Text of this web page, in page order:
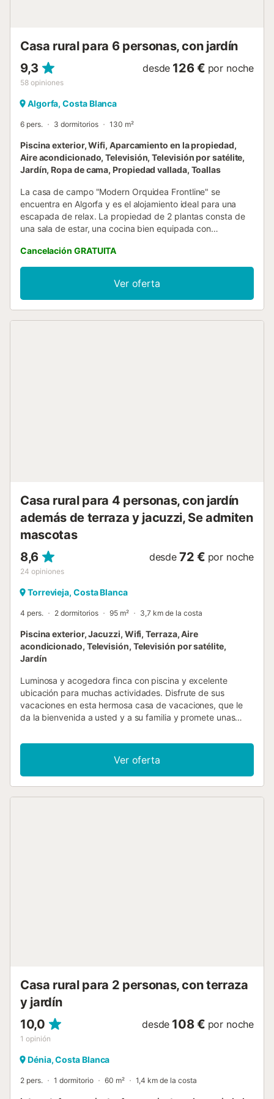
Casa rural para 6 personas, con jardín
9,3
58 opiniones
desde 126 € por noche
Algorfa, Costa Blanca
6 pers. 3 dormitorios 130 m²
Piscina exterior, Wifi, Aparcamiento en la propiedad,
Aire acondicionado, Televisión, Televisión por satélite,
Jardín, Ropa de cama, Propiedad vallada, Toallas
La casa de campo "Modern Orquidea Frontline" se
encuentra en Algorfa y es el alojamiento ideal para una
escapada de relax. La propiedad de 2 plantas consta de
una sala de estar, una cocina bien equipada con
acomodar a 6 personas. Los servicios adicionales incluyen
Wi-Fi, televisión, aire acondicionado, calefacción y
lavadora. También hay una cuna disponible. Lo más
destacado de este alojamiento es su zona exterior privada
con piscina, jardín, 3 terrazas descubiertas, terraza
Cancelación GRATUITA
Ver oferta
Casa rural para 4 personas, con jardín
además de terraza y jacuzzi, Se admiten
mascotas
8,6
24 opiniones
desde 72 € por noche
Torrevieja, Costa Blanca
4 pers. 2 dormitorios 95 m² 3,7 km de la costa
Piscina exterior, Jacuzzi, Wifi, Terraza, Aire
acondicionado, Televisión, Televisión por satélite,
Jardín
Luminosa y acogedora finca con piscina y excelente
ubicación para muchas actividades. Disfrute de sus
vacaciones en esta hermosa casa de vacaciones, que le
da la bienvenida a usted y a su familia y promete unas
mediterráneo. En la casa, puede ponerse cómodo en el
salón junto a la estufa de leña o relajarse en el jardín con
una gran terraza junto a la piscina. Por la noche,
acomódese en una de las terrazas, haga una barbacoa y
Ver oferta
Casa rural para 2 personas, con terraza
y jardín
10,0
1 opinión
desde 108 € por noche
Dénia, Costa Blanca
2 pers. 1 dormitorio 60 m² 1,4 km de la costa